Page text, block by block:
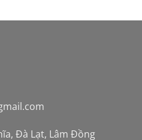
Đà Lạt, Lâm Đồng